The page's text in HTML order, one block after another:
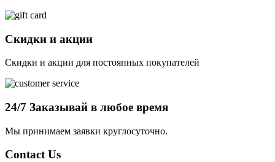
Скидки и акции
Скидки и акции для постоянных покупателей
24/7 Заказывай в любое время
Мы принимаем заявки круглосуточно.
Contact Us